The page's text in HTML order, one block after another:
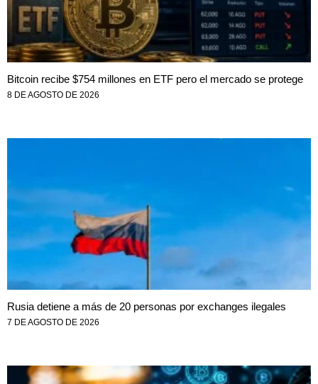
Bitcoin recibe $754 millones en ETF pero el mercado se protege
8 DE AGOSTO DE 2026
Rusia detiene a más de 20 personas por exchanges ilegales
7 DE AGOSTO DE 2026